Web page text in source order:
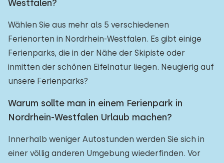
Westfalen?
Wählen Sie aus mehr als 5 verschiedenen
Ferienorten in Nordrhein-Westfalen. Es gibt einige
Ferienparks, die in der Nähe der Skipiste oder
inmitten der schönen Eifelnatur liegen. Neugierig auf
unsere Ferienparks?
Warum sollte man in einem Ferienpark in
Nordrhein-Westfalen Urlaub machen?
Innerhalb weniger Autostunden werden Sie sich in
einer völlig anderen Umgebung wiederfinden. Vor